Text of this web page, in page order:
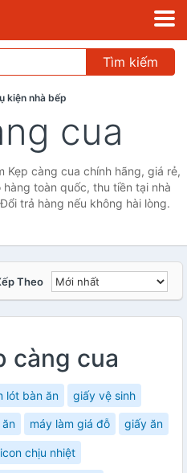
Tìm kiếm
kiện nhà bếp
cua
Kẹp càng cua chính hãng, giá rẻ,
toàn quốc, thu tiền tại nhà
trả hàng nếu không hài lòng.
Theo
càng cua
lót bàn ăn giấy vệ sinh
máy làm giá đỗ giấy ăn
chịu nhiệt